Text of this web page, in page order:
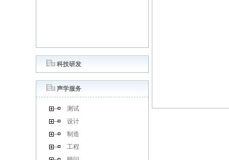
科技研发
声学服务
测试
设计
制造
工程